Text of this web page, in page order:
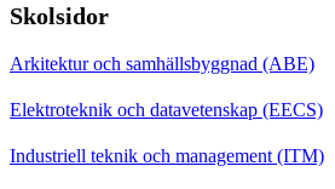
Skolsidor
Arkitektur och samhällsbyggnad (ABE)
Elektroteknik och datavetenskap (EECS)
Industriell teknik och management (ITM)